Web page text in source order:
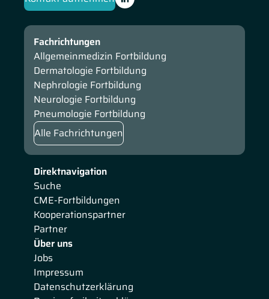
Direktnavigation
Suche
CME-Fortbildungen
Kooperationspartner
Partner
Über uns
Jobs
Impressum
Datenschutzerklärung
Fachrichtungen
Allgemeinmedizin Fortbildung
Dermatologie Fortbildung
Nephrologie Fortbildung
Neurologie Fortbildung
Pneumologie Fortbildung
Alle Fachrichtungen